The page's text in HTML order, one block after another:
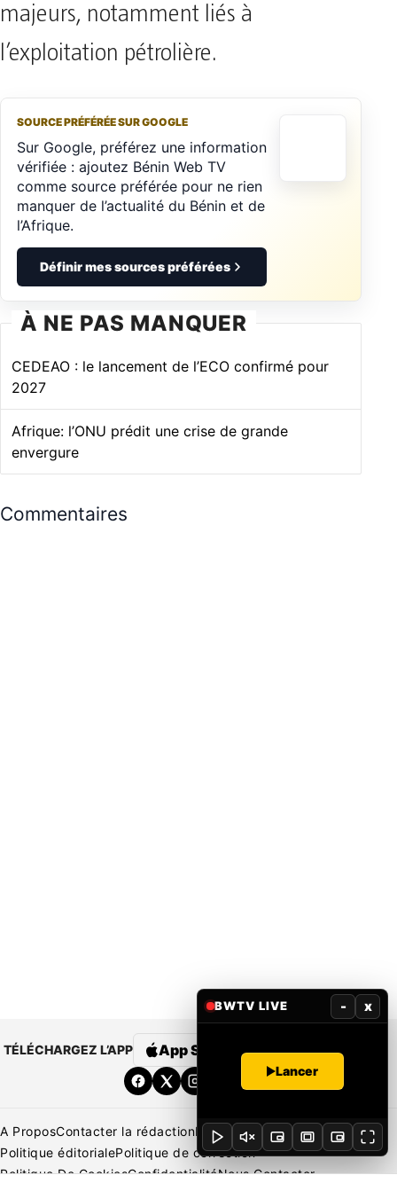
majeurs, notamment liés à
l’exploitation pétrolière.
SOURCE PRÉFÉRÉE SUR GOOGLE
Sur Google, préférez une information
vérifiée : ajoutez Bénin Web TV
comme source préférée pour ne rien
manquer de l’actualité du Bénin et de
l’Afrique.
Définir mes sources préférées
À NE PAS MANQUER
CEDEAO : le lancement de l’ECO confirmé pour
2027
Afrique: l’ONU prédit une crise de grande
envergure
Commentaires
TÉLÉCHARGEZ L’APP App Store Google Play
A ProposContacter la rédactionRédaction Mentions légales
Politique éditorialePolitique de correction
Politique De CookiesConfidentialitéNous Contacter
BWTV LIVE - x
Lancer